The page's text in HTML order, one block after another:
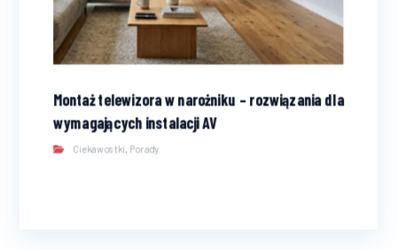
Montaż telewizora w narożniku – rozwiązania dla
wymagających instalacji AV
Ciekawostki Porady